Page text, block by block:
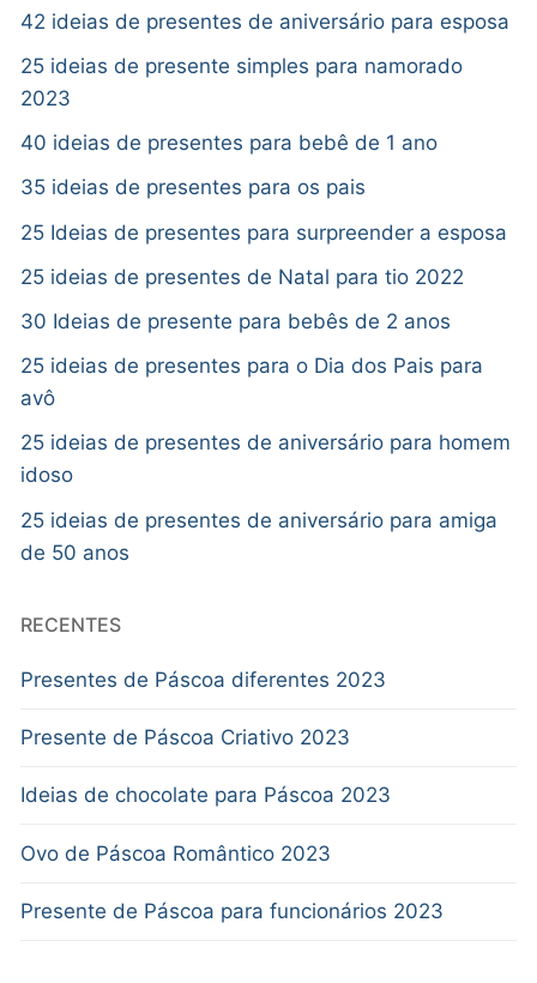
42 ideias de presentes de aniversário para esposa
25 ideias de presente simples para namorado
2023
40 ideias de presentes para bebê de 1 ano
35 ideias de presentes para os pais
25 Ideias de presentes para surpreender a esposa
25 ideias de presentes de Natal para tio 2022
30 Ideias de presente para bebês de 2 anos
25 ideias de presentes para o Dia dos Pais para
avô
25 ideias de presentes de aniversário para homem
idoso
25 ideias de presentes de aniversário para amiga
de 50 anos
RECENTES
Presentes de Páscoa diferentes 2023
Presente de Páscoa Criativo 2023
Ideias de chocolate para Páscoa 2023
Ovo de Páscoa Romântico 2023
Presente de Páscoa para funcionários 2023